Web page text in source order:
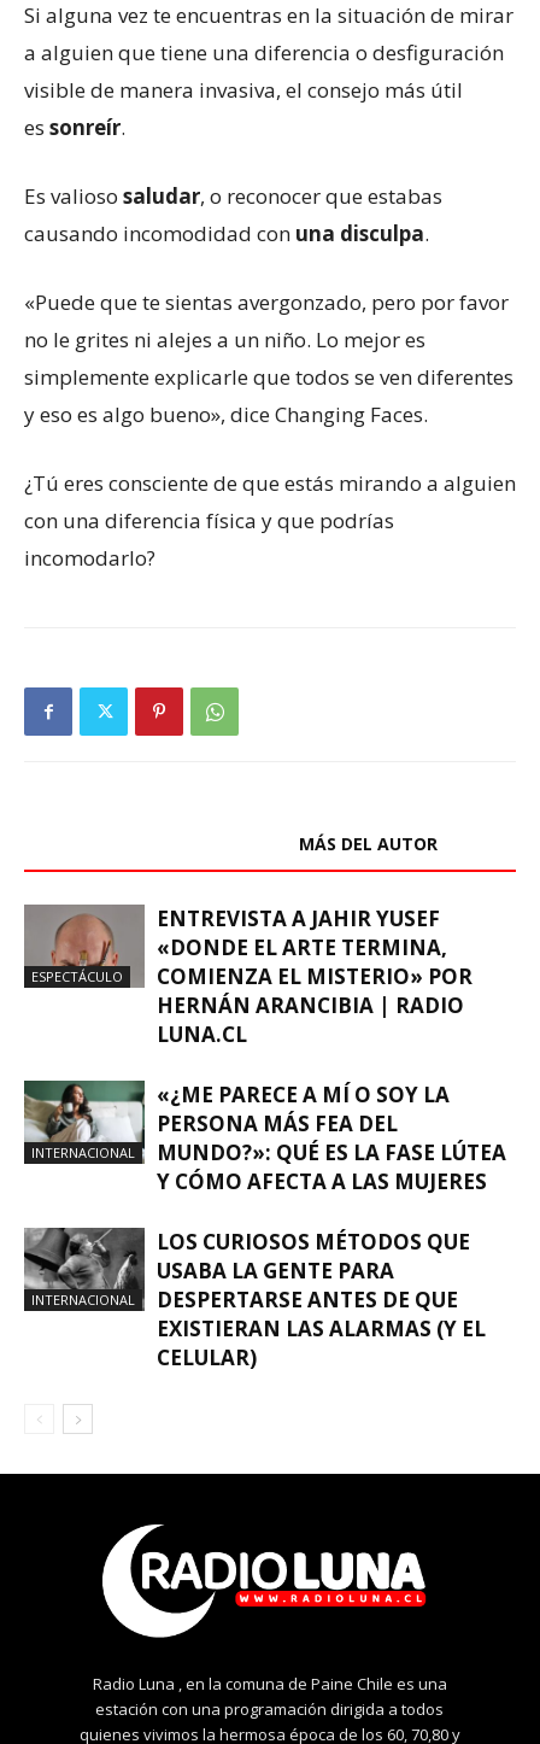
Si alguna vez te encuentras en la situación de mirar
a alguien que tiene una diferencia o desfiguración
visible de manera invasiva, el consejo más útil
es sonreír.
Es valioso saludar, o reconocer que estabas
causando incomodidad con una disculpa.
«Puede que te sientas avergonzado, pero por favor
no le grites ni alejes a un niño. Lo mejor es
simplemente explicarle que todos se ven diferentes
y eso es algo bueno», dice Changing Faces.
¿Tú eres consciente de que estás mirando a alguien
con una diferencia física y que podrías
incomodarlo?
MÁS DEL AUTOR
ESPECTÁCULO
ENTREVISTA A JAHIR YUSEF
«DONDE EL ARTE TERMINA,
COMIENZA EL MISTERIO» POR
HERNÁN ARANCIBIA | RADIO
LUNA.CL
INTERNACIONAL
«¿ME PARECE A MÍ O SOY LA
PERSONA MÁS FEA DEL
MUNDO?»: QUÉ ES LA FASE LÚTEA
Y CÓMO AFECTA A LAS MUJERES
INTERNACIONAL
LOS CURIOSOS MÉTODOS QUE
USABA LA GENTE PARA
DESPERTARSE ANTES DE QUE
EXISTIERAN LAS ALARMAS (Y EL
CELULAR)
Radio Luna , en la comuna de Paine Chile es una
estación con una programación dirigida a todos
quienes vivimos la hermosa época de los 60, 70,80 y